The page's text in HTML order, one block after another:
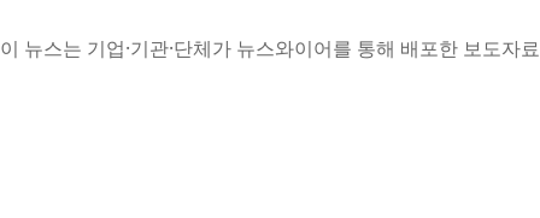
이 뉴스는 기업·기관·단체가 뉴스와이어를 통해 배포한 보도자